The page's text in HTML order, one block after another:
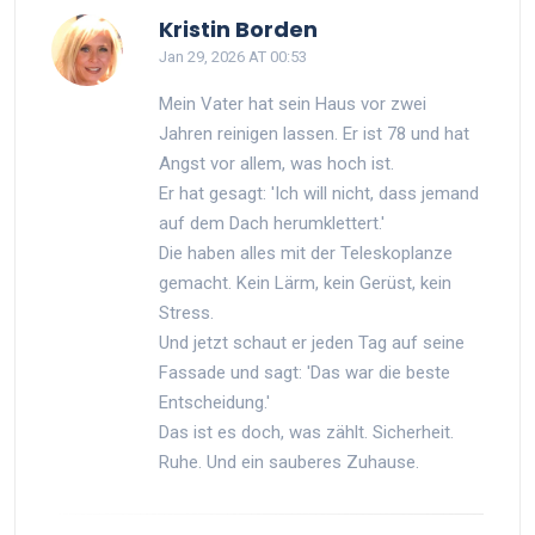
Kristin Borden
Jan 29, 2026 AT 00:53
Mein Vater hat sein Haus vor zwei
Jahren reinigen lassen. Er ist 78 und hat
Angst vor allem, was hoch ist.
Er hat gesagt: 'Ich will nicht, dass jemand
auf dem Dach herumklettert.'
Die haben alles mit der Teleskoplanze
gemacht. Kein Lärm, kein Gerüst, kein
Stress.
Und jetzt schaut er jeden Tag auf seine
Fassade und sagt: 'Das war die beste
Entscheidung.'
Das ist es doch, was zählt. Sicherheit.
Ruhe. Und ein sauberes Zuhause.